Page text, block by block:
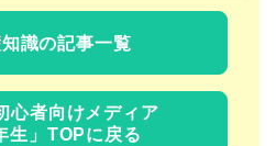
識の記事一覧
心者向けメディア
生」TOPに戻る